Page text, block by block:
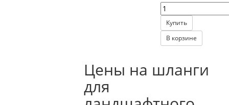
Купить
В корзине
Цены на шланги
для